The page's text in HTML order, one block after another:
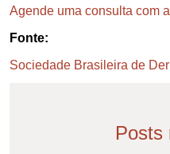
Agende uma consulta com
Fonte:
Sociedade Brasileira de
Posts